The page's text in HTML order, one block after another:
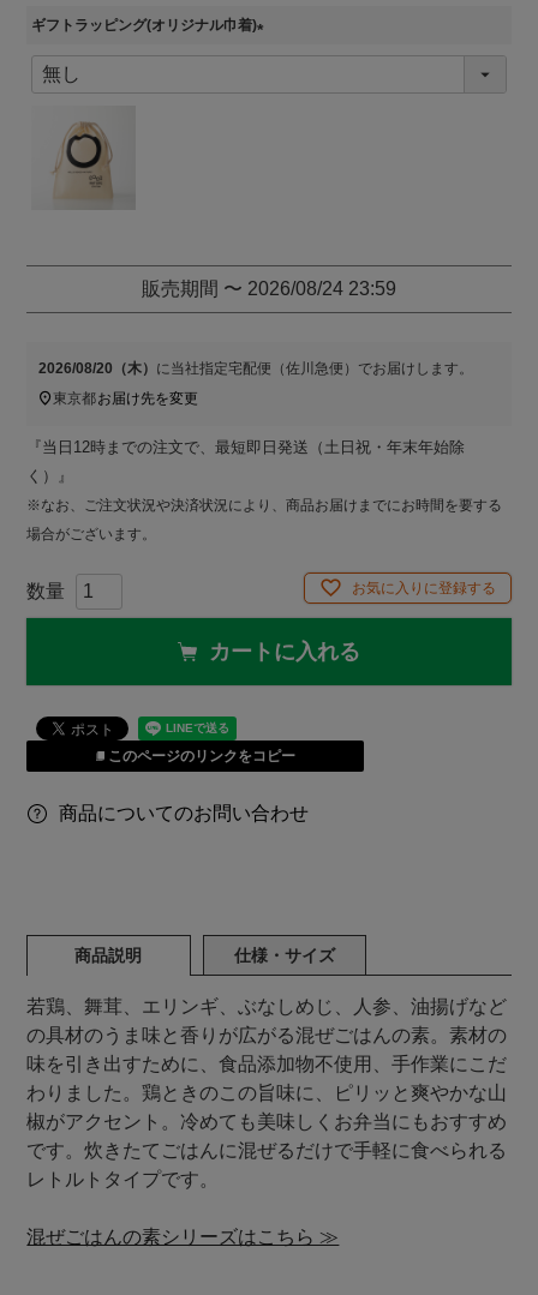
ギフトラッピング(オリジナル巾着)
(
販売期間 〜 2026/08/24 23:59
2026/08/20（木） に当社指定宅配便（佐川急便） でお届けします。
東京都お届け先を変更
『当日12時までの注文で、最短即日発送（土日祝・年末年始除
く）』
※なお、ご注文状況や決済状況により、商品お届けまでにお時間を要する
場合がございます。
お気に入りに登録する
カートに入れる
このページのリンクをコピー
商品についてのお問い合わせ
商品説明 仕様・サイズ
若鶏、舞茸、エリンギ、ぶなしめじ、人参、油揚げなど
の具材のうま味と香りが広がる混ぜごはんの素。素材の
味を引き出すために、食品添加物不使用、手作業にこだ
わりました。鶏ときのこの旨味に、ピリッと爽やかな山
椒がアクセント。冷めても美味しくお弁当にもおすすめ
です。炊きたてごはんに混ぜるだけで手軽に食べられる
レトルトタイプです。
混ぜごはんの素シリーズはこちら ≫